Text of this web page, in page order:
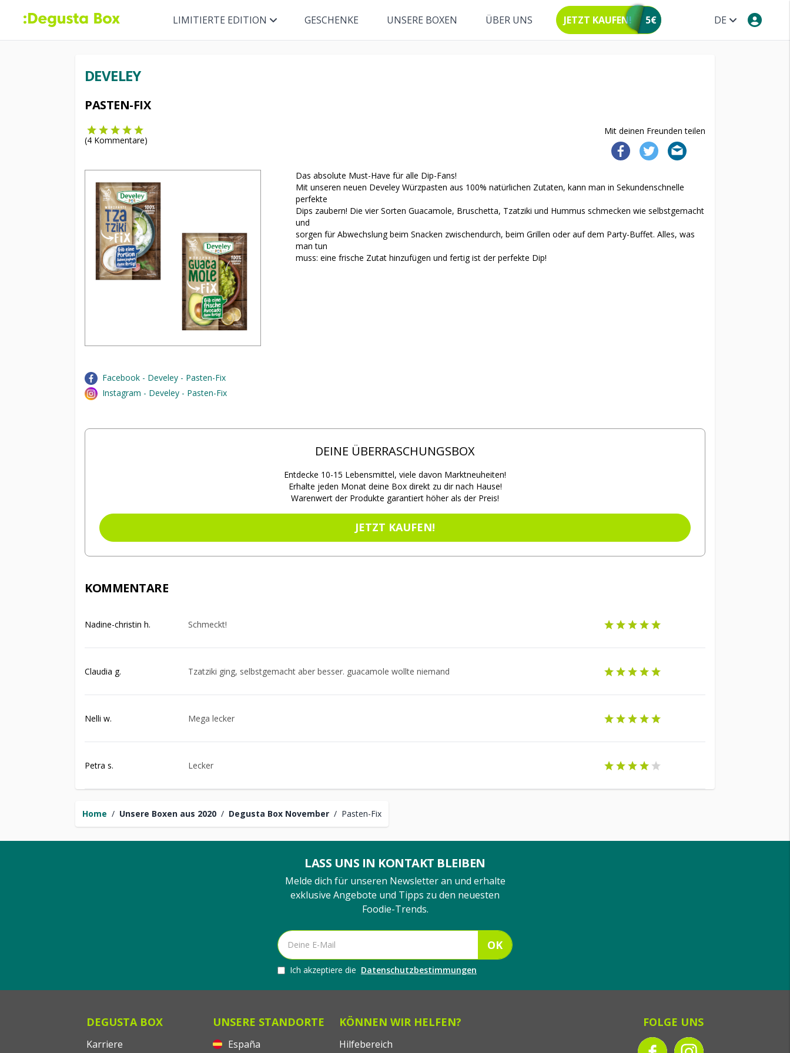
DE
LIMITIERTE EDITION GESCHENKE UNSERE BOXEN ÜBER UNS JETZT KAUFEN! 5€
Home / Unsere Boxen aus 2020 / Degusta Box November / Pasten-Fix
DEVELEY
PASTEN-FIX
Mit deinen Freunden teilen
(4 Kommentare)
Das absolute Must-Have für alle Dip-Fans!
Mit unseren neuen Develey Würzpasten aus 100% natürlichen Zutaten, kann man in Sekundenschnelle
perfekte
Dips zaubern! Die vier Sorten Guacamole, Bruschetta, Tzatziki und Hummus schmecken wie selbstgemacht
und
sorgen für Abwechslung beim Snacken zwischendurch, beim Grillen oder auf dem Party-Buffet. Alles, was
man tun
muss: eine frische Zutat hinzufügen und fertig ist der perfekte Dip!
Facebook - Develey - Pasten-Fix
Instagram - Develey - Pasten-Fix
DEINE ÜBERRASCHUNGSBOX
Entdecke 10-15 Lebensmittel, viele davon Marktneuheiten!
Erhalte jeden Monat deine Box direkt zu dir nach Hause!
Warenwert der Produkte garantiert höher als der Preis!
JETZT KAUFEN!
KOMMENTARE
Nadine-christin h. Schmeckt!
Claudia g. Tzatziki ging, selbstgemacht aber besser. guacamole wollte niemand
Nelli w. Mega lecker
Petra s. Lecker
LASS UNS IN KONTAKT BLEIBEN
Melde dich für unseren Newsletter an und erhalte
exklusive Angebote und Tipps zu den neuesten
Foodie-Trends.
OK
Ich akzeptiere die Datenschutzbestimmungen
DEGUSTA BOX
Karriere
UNSERE STANDORTE
España
KÖNNEN WIR HELFEN?
Hilfebereich
FOLGE UNS